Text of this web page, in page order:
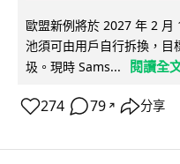
歐盟新例將於 2027 年 2 月
池須可由用戶自行拆換，目
圾。現時 Sams...
閱讀全
274 79 ↗ 分享